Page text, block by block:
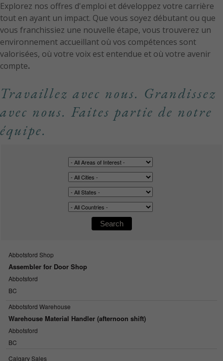
Explorez nos offres d'emploi et développez votre carrière
tout en ayant un impact. Que vous soyez débutant ou que
vous franchissiez une nouvelle étape, vous trouverez un
environnement accueillant où vos compétences sont
valorisées, où votre voix est entendue et où votre avenir
compte.
Travaillez avec nous. Grandissez
avec nous. Faites partie de notre
équipe.